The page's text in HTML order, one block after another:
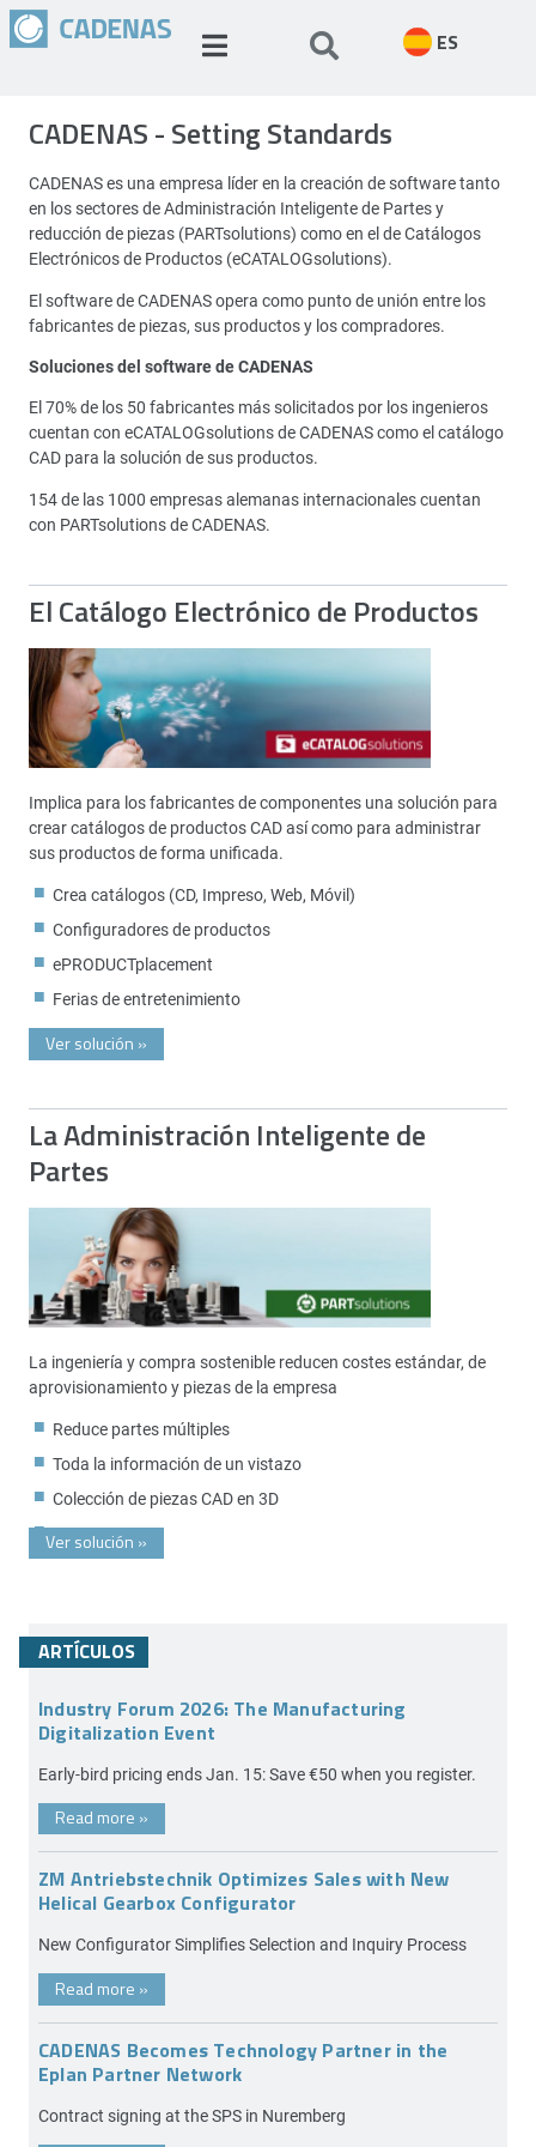
ES
CADENAS - Setting Standards
CADENAS es una empresa líder en la creación de software tanto
en los sectores de Administración Inteligente de Partes y
reducción de piezas (PARTsolutions) como en el de Catálogos
Electrónicos de Productos (eCATALOGsolutions).
El software de CADENAS opera como punto de unión entre los
fabricantes de piezas, sus productos y los compradores.
Soluciones del software de CADENAS
El 70% de los 50 fabricantes más solicitados por los ingenieros
cuentan con eCATALOGsolutions de CADENAS como el catálogo
CAD para la solución de sus productos.
154 de las 1000 empresas alemanas internacionales cuentan
con PARTsolutions de CADENAS.
El Catálogo Electrónico de Productos
Implica para los fabricantes de componentes una solución para
crear catálogos de productos CAD así como para administrar
sus productos de forma unificada.
Crea catálogos (CD, Impreso, Web, Móvil)
Configuradores de productos
ePRODUCTplacement
Ferias de entretenimiento
Ver solución »
La Administración Inteligente de
Partes
La ingeniería y compra sostenible reducen costes estándar, de
aprovisionamiento y piezas de la empresa
Reduce partes múltiples
Toda la información de un vistazo
Colección de piezas CAD en 3D
Ver solución »
ARTÍCULOS
Industry Forum 2026: The Manufacturing
Digitalization Event
Early-bird pricing ends Jan. 15: Save €50 when you register.
Read more »
ZM Antriebstechnik Optimizes Sales with New
Helical Gearbox Configurator
New Configurator Simplifies Selection and Inquiry Process
Read more »
CADENAS Becomes Technology Partner in the
Eplan Partner Network
Contract signing at the SPS in Nuremberg